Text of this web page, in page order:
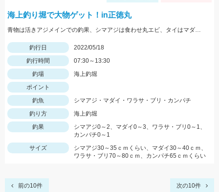
海上釣り堀で大物ゲット！in正徳丸
青物は活きアジメインでの釣果、シマアジは食わせ丸エビ、タイはマダイイエローが効果的でした。
釣行日
2022/05/18
釣行時間
07:30～13:30
釣場
海上釣堀
ポイント
釣魚
シマアジ・マダイ・ワラサ・ブリ・カンパチ
釣り方
海上釣堀
釣果
シマアジ0～2、マダイ0～3、ワラサ・ブリ0～1、
カンパチ0～1
サイズ
シマアジ30～35ｃｍくらい、マダイ30～40ｃｍ、
ワラサ・ブリ70～80ｃｍ、カンパチ65ｃｍくらい
前の10件 次の10件